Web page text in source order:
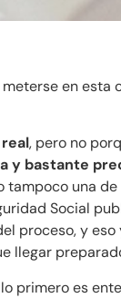
en esta
, pero no
y bastante
una
Social
proceso, y eso
llegar
primero es